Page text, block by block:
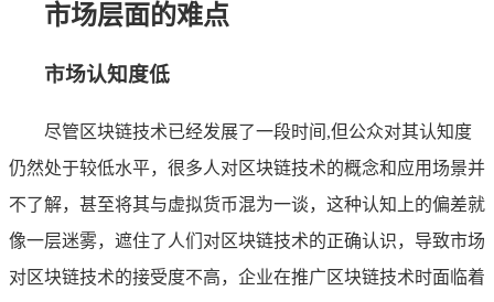
市场层面的难点
市场认知度低
尽管区块链技术已经发展了一段时间,但公众对其认知度
仍然处于较低水平，很多人对区块链技术的概念和应用场景并
不了解，甚至将其与虚拟货币混为一谈，这种认知上的偏差就
像一层迷雾，遮住了人们对区块链技术的正确认识，导致市场
对区块链技术的接受度不高，企业在推广区块链技术时面临着